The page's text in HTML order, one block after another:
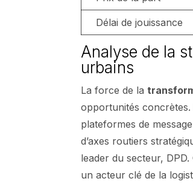
Délai de jouissance
Analyse de la
urbains
La force de la
opportunités concrètes.
plateformes de
d’axes routiers
leader du secteur,
un acteur clé de la